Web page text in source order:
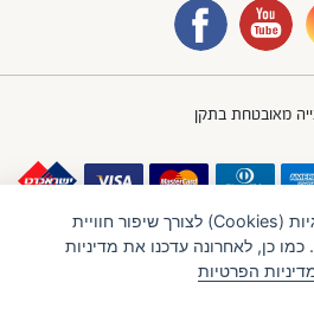
מאובטחת בתקן
תנאי שימוש
אנו עושים שימוש בקובצי עוגיות (Cookies) לצורך שיפור חוויית
כן, לאחרונה עדכנו את מדיניות
הפרטיות